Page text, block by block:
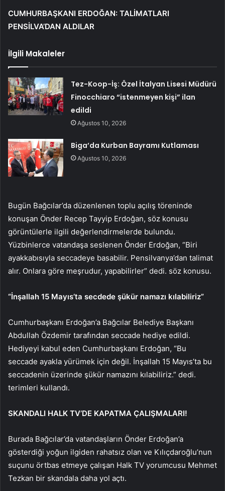
CUMHURBAŞKANI ERDOĞAN: TALİMATLARI
PENSİLVA’DAN ALDILAR
İlgili Makaleler
Tez-Koop-İş: Özel İtalyan Lisesi Müdürü
Finocchiaro “istenmeyen kişi” ilan
edildi
Ağustos 10, 2026
Biga’da Kurban Bayramı Kutlaması
Ağustos 10, 2026
Bugün Bağcılar’da düzenlenen toplu açılış töreninde
konuşan Önder Recep Tayyip Erdoğan, söz konusu
görüntülerle ilgili değerlendirmelerde bulundu.
Yüzbinlerce vatandaşa seslenen Önder Erdoğan, “Biri
ayakkabısıyla seccadeye basabilir. Pensilvanya’dan talimat
alır. Onlara göre meşrudur, yapabilirler” dedi. söz konusu.
“İnşallah 15 Mayıs’ta secdede şükür namazı kılabiliriz”
Cumhurbaşkanı Erdoğan’a Bağcılar Belediye Başkanı
Abdullah Özdemir tarafından seccade hediye edildi.
Hediyeyi kabul eden Cumhurbaşkanı Erdoğan, “Bu
seccade ayakla yürümek için değil. İnşallah 15 Mayıs’ta bu
seccadenin üzerinde şükür namazını kılabiliriz.” dedi.
terimleri kullandı.
SKANDALI HALK TV’DE KAPATMA ÇALIŞMALARI!
Burada Bağcılar’da vatandaşların Önder Erdoğan’a
gösterdiği yoğun ilgiden rahatsız olan ve Kılıçdaroğlu’nun
suçunu örtbas etmeye çalışan Halk TV yorumcusu Mehmet
Tezkan bir skandala daha yol açtı.